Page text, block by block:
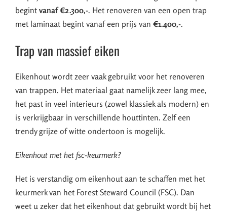
begint vanaf €2.300,-. Het renoveren van een open trap
met laminaat begint vanaf een prijs van €1.400,-.
Trap van massief eiken
Eikenhout wordt zeer vaak gebruikt voor het renoveren
van trappen. Het materiaal gaat namelijk zeer lang mee,
het past in veel interieurs (zowel klassiek als modern) en
is verkrijgbaar in verschillende houttinten. Zelf een
trendy grijze of witte ondertoon is mogelijk.
Eikenhout met het fsc-keurmerk?
Het is verstandig om eikenhout aan te schaffen met het
keurmerk van het Forest Steward Council (FSC). Dan
weet u zeker dat het eikenhout dat gebruikt wordt bij het